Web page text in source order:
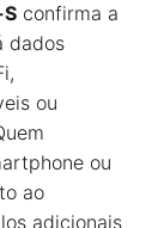
confirma a
dados
ou
ou
ao
adicionais